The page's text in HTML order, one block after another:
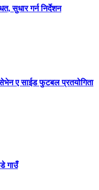
सुधार गर्न निर्देशन
सेभेन ए साईड फुटबल प्रतयोगिता
गाउँ